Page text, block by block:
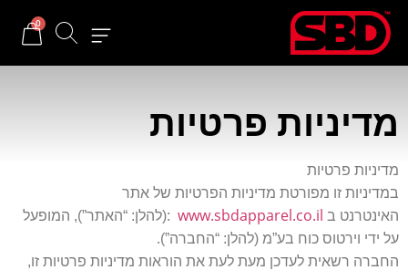
0
מדיניות פרטיות
מדיניות פרטיות
במדיניות זו מפורטת מדיניות הפרטיות של אתר
האינטרנט
: www.sbdapparel.co.il
(להלן: “האתר”), המופעל
על ידי וירטוס כוח בע”מ (להלן: “החברה”).
החברה רשאית לעדכן מעת לעת את הוראות מדיניות פרטיות זו,